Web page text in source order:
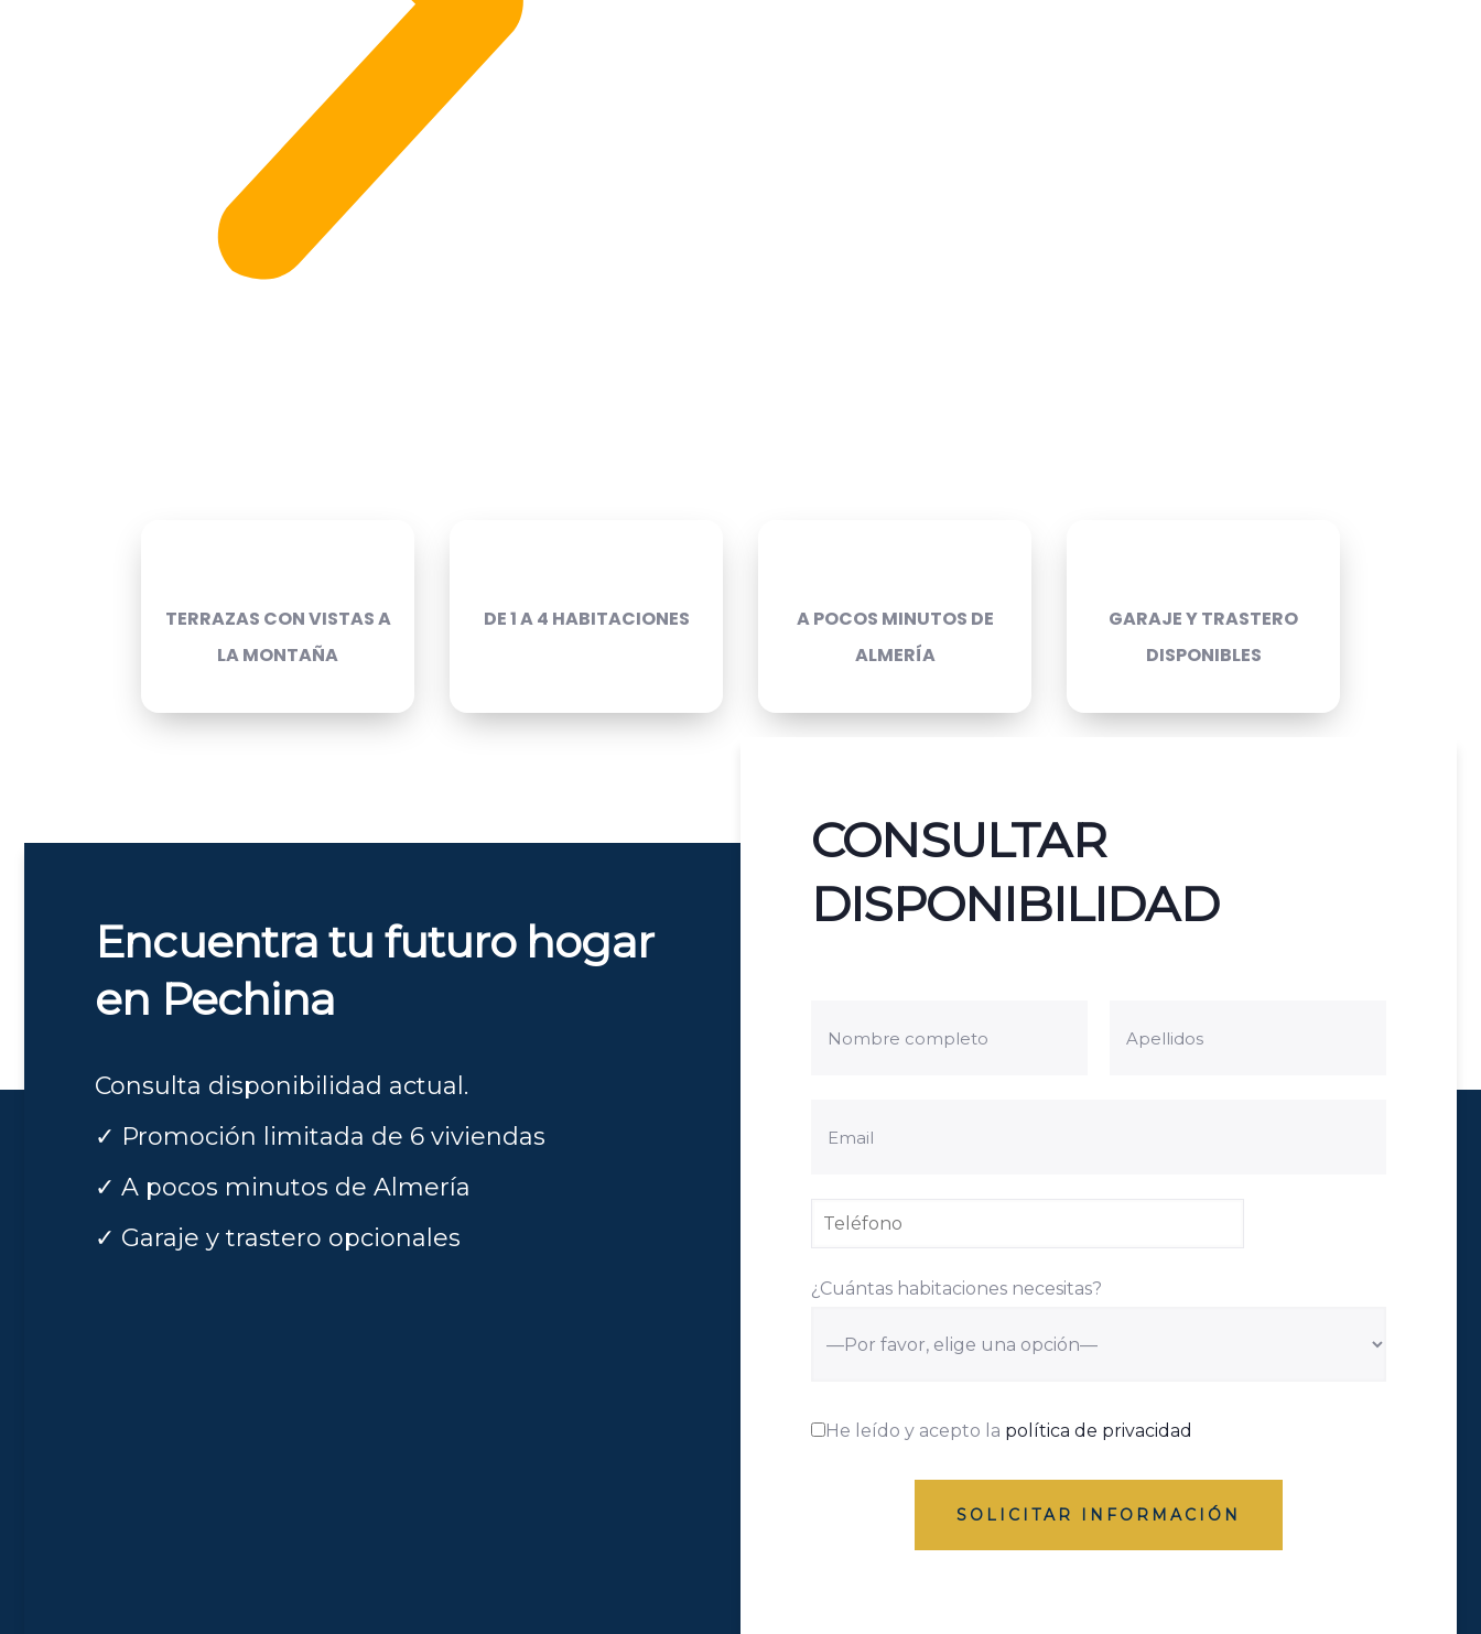
TERRAZAS CON VISTAS A
LA MONTAÑA
DE 1 A 4 HABITACIONES
A POCOS MINUTOS DE
ALMERÍA
GARAJE Y TRASTERO
DISPONIBLES
Encuentra tu futuro hogar
en Pechina
Consulta disponibilidad actual.
✓ Promoción limitada de 6 viviendas
✓ A pocos minutos de Almería
✓ Garaje y trastero opcionales
CONSULTAR
DISPONIBILIDAD
¿Cuántas habitaciones necesitas?
He leído y acepto la política de privacidad